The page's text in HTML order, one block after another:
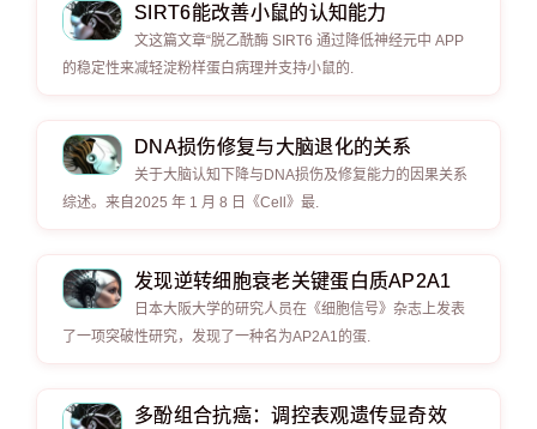
SIRT6能改善小鼠的认知能力
文这篇文章“脱乙酰酶 SIRT6 通过降低神经元中 APP
的稳定性来减轻淀粉样蛋白病理并支持小鼠的.
DNA损伤修复与大脑退化的关系
关于大脑认知下降与DNA损伤及修复能力的因果关系
综述。来自2025 年 1 月 8 日《Cell》最.
发现逆转细胞衰老关键蛋白质AP2A1
日本大阪大学的研究人员在《细胞信号》杂志上发表
了一项突破性研究，发现了一种名为AP2A1的蛋.
多酚组合抗癌：调控表观遗传显奇效